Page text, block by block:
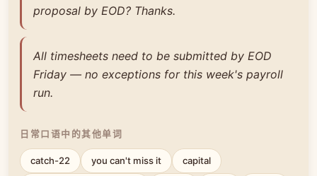
proposal by EOD? Thanks.
All timesheets need to be submitted by EOD
Friday — no exceptions for this week's payroll
run.
日常口语中的其他单词
catch-22 you can't miss it capital